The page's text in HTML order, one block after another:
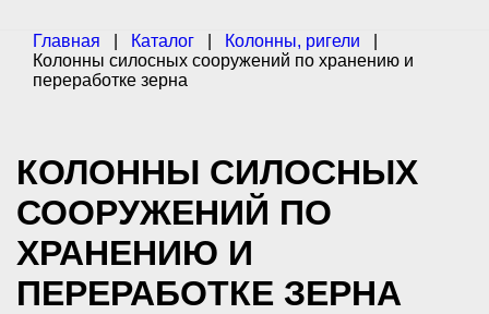
Главная Каталог Колонны, ригели
Колонны силосных сооружений по хранению и
переработке зерна
КОЛОННЫ СИЛОСНЫХ
СООРУЖЕНИЙ ПО
ХРАНЕНИЮ И
ПЕРЕРАБОТКЕ ЗЕРНА